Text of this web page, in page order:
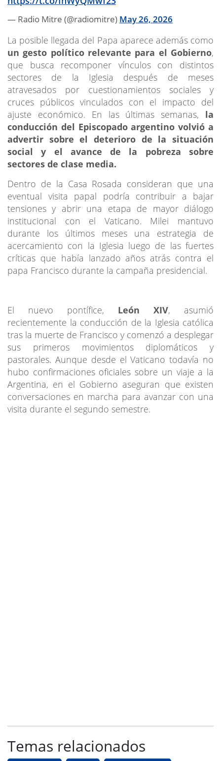
— Radio Mitre (@radiomitre) May 26, 2026
La posible llegada del Papa aparece además como
un gesto político relevante para el Gobierno,
que busca recomponer vínculos con distintos
sectores de la Iglesia después de meses
atravesados por cuestionamientos sociales y
cruces públicos vinculados con el impacto del
ajuste económico. En las últimas semanas, la
conducción del Episcopado argentino volvió a
advertir sobre el deterioro de la situación
social y el avance de la pobreza sobre
sectores de clase media.
Dentro de la Casa Rosada consideran que una
eventual visita papal podría contribuir a bajar
tensiones y abrir una etapa de mayor diálogo
institucional con el Vaticano. Milei mantuvo
durante los últimos meses una estrategia de
acercamiento con la Iglesia luego de las fuertes
críticas que había lanzado años atrás contra el
papa Francisco durante la campaña presidencial.
El nuevo pontífice, León XIV, asumió
recientemente la conducción de la Iglesia católica
tras la muerte de Francisco y comenzó a desplegar
sus primeros movimientos diplomáticos y
pastorales. Aunque desde el Vaticano todavía no
hubo confirmaciones oficiales sobre un viaje a la
Argentina, en el Gobierno aseguran que existen
conversaciones en marcha para avanzar con una
visita durante el segundo semestre.
Temas relacionados